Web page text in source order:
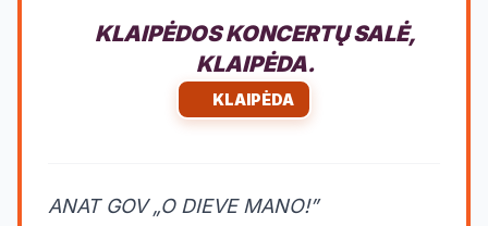
KLAIPĖDOS KONCERTŲ SALĖ,
KLAIPĖDA.
KLAIPĖDA
ANAT GOV „O DIEVE MANO!”